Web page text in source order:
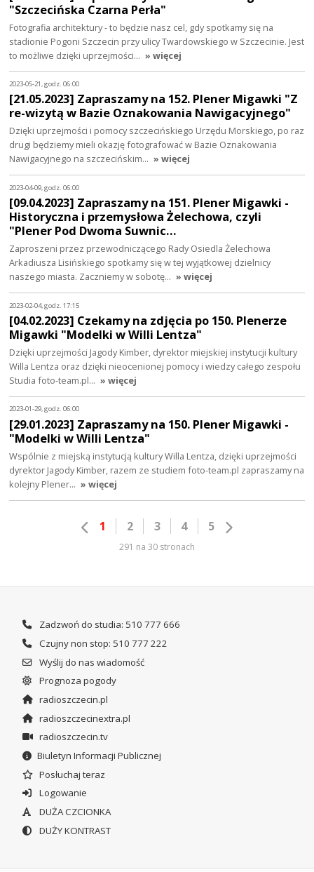
"Szczecińska Czarna Perła"
Fotografia architektury - to będzie nasz cel, gdy spotkamy się na
stadionie Pogoni Szczecin przy ulicy Twardowskiego w Szczecinie. Jest
to możliwe dzięki uprzejmości… » więcej
2023-05-21, godz. 06:00
[21.05.2023] Zapraszamy na 152. Plener Migawki "Z
re-wizytą w Bazie Oznakowania Nawigacyjnego"
Dzięki uprzejmości i pomocy szczecińskiego Urzędu Morskiego, po raz
drugi będziemy mieli okazję fotografować w Bazie Oznakowania
Nawigacyjnego na szczecińskim… » więcej
2023-04-09, godz. 06:00
[09.04.2023] Zapraszamy na 151. Plener Migawki -
Historyczna i przemysłowa Żelechowa, czyli
"Plener Pod Dwoma Suwnic…
Zaproszeni przez przewodniczącego Rady Osiedla Żelechowa
Arkadiusza Lisińskiego spotkamy się w tej wyjątkowej dzielnicy
naszego miasta. Zaczniemy w sobotę… » więcej
2023-02-04, godz. 17:15
[04.02.2023] Czekamy na zdjęcia po 150. Plenerze
Migawki "Modelki w Willi Lentza"
Dzięki uprzejmości Jagody Kimber, dyrektor miejskiej instytucji kultury
Willa Lentza oraz dzięki nieocenionej pomocy i wiedzy całego zespołu
Studia foto-team.pl… » więcej
2023-01-29, godz. 06:00
[29.01.2023] Zapraszamy na 150. Plener Migawki -
"Modelki w Willi Lentza"
Wspólnie z miejską instytucją kultury Willa Lentza, dzięki uprzejmości
dyrektor Jagody Kimber, razem ze studiem foto-team.pl zapraszamy na
kolejny Plener… » więcej
1 2 3 4 5
291 na 30 stronach
Zadzwoń do studia: 510 777 666
Czujny non stop: 510 777 222
Wyślij do nas wiadomość
Prognoza pogody
radioszczecin.pl
radioszczecinextra.pl
radioszczecin.tv
Biuletyn Informacji Publicznej
Posłuchaj teraz
Logowanie
DUŻA CZCIONKA
DUŻY KONTRAST